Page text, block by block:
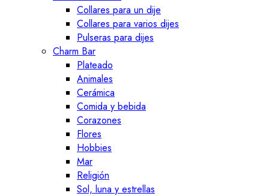
Collares para un dije
Collares para varios dijes
Pulseras para dijes
Charm Bar
Plateado
Animales
Cerámica
Comida y bebida
Corazones
Flores
Hobbies
Mar
Religión
Sol, luna y estrellas